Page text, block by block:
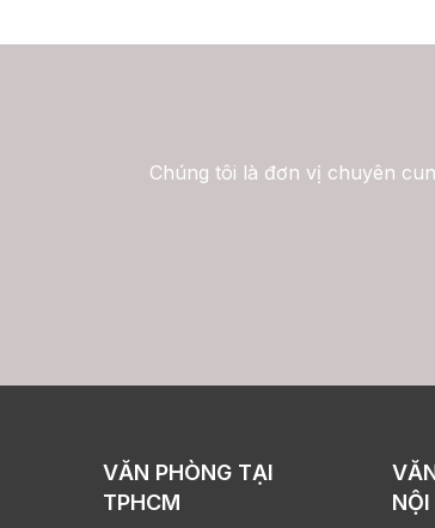
Chúng tôi là đơn vị chuyên
VĂN PHÒNG TẠI
TPHCM
NỘI